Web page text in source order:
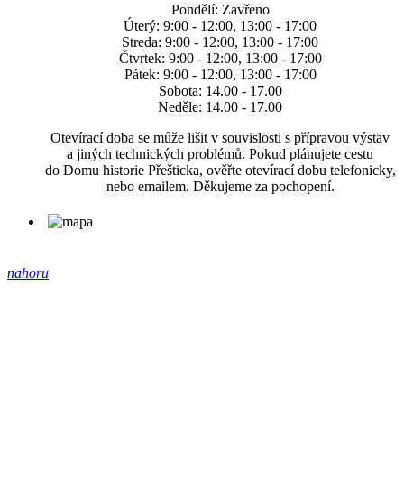
Pondělí: Zavřeno
Úterý: 9:00 - 12:00, 13:00 - 17:00
Streda: 9:00 - 12:00, 13:00 - 17:00
Čtvrtek: 9:00 - 12:00, 13:00 - 17:00
Pátek: 9:00 - 12:00, 13:00 - 17:00
Sobota: 14.00 - 17.00
Neděle: 14.00 - 17.00
Otevírací doba se může lišit v souvislosti s přípravou výstav
a jiných technických problémů. Pokud plánujete cestu
do Domu historie Přešticka, ověřte otevírací dobu telefonicky,
nebo emailem. Děkujeme za pochopení.
nahoru